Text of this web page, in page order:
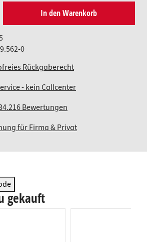
Produkt Anzahl: Gib den
In den Warenkorb
0
Rückgaberecht
- kein Callcenter
Bewertungen
für Firma & Privat
gekauft